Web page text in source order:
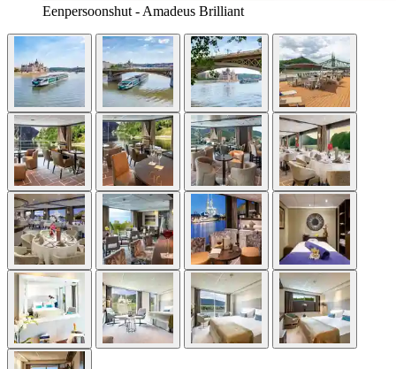
Eenpersoonshut - Amadeus Brilliant